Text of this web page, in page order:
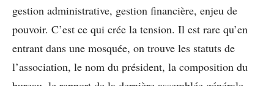
gestion administrative, gestion financière, enjeu de
pouvoir. C’est ce qui crée la tension. Il est rare qu’en
entrant dans une mosquée, on trouve les statuts de
l’association, le nom du président, la composition du